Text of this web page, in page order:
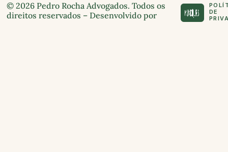
© 2026 Pedro Rocha Advogados. Todos os
direitos reservados – Desenvolvido por
DE